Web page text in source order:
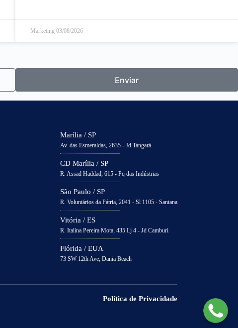
Marketing 03/08/2026
Enviar
Marília / SP
Av. das Esmeraldas, 2635 - Jd Tangará
CD Marília / SP
R. Assad Haddad, 615 - Pq das Indústrias
São Paulo / SP
R. Voluntários da Pátria, 2041 - Sl 1105 - Santana
Vitória / ES
R. Italina Pereira Mota, 435 Lj 4 - Jd Camburi
Flórida / EUA
73 SW 12th Ave, Dania Beach
Política de Privacidade